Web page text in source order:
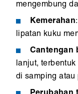
mengembung
Kemerahan
lipatan kuku
Cantengan
lanjut,
di samping atau